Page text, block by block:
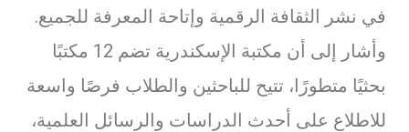
في نشر الثقافة الرقمية وإتاحة المعرفة للجميع.
وأشار إلى أن مكتبة الإسكندرية تضم 12 مكتبًا
بحثيًا متطورًا، تتيح للباحثين والطلاب فرصًا واسعة
للاطلاع على أحدث الدراسات والرسائل العلمية،